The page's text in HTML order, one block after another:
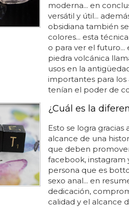
moderna... en
versátil y útil...
obsidiana también
colores... esta
o para ver el
piedra volcánica
usos en la
importantes para
tenían el poder de
¿Cuál es la
Esto se logra gracias
alcance de una
que deben
facebook, instagram
persona que es
sexo anal... en
dedicación,
calidad y el alcance